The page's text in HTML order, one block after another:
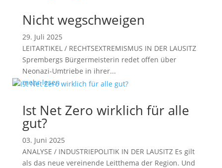
Nicht wegschweigen
29. Juli 2025
LEITARTIKEL / RECHTSEXTREMISMUS IN DER LAUSITZ
Sprembergs Bürgermeisterin redet offen über
Neonazi-Umtriebe in ihrer...
mehr lesen
Ist Net Zero wirklich für alle
gut?
03. Juni 2025
ANALYSE / INDUSTRIEPOLITIK IN DER LAUSITZ Es gilt
als das neue vereinende Leitthema der Region. Und